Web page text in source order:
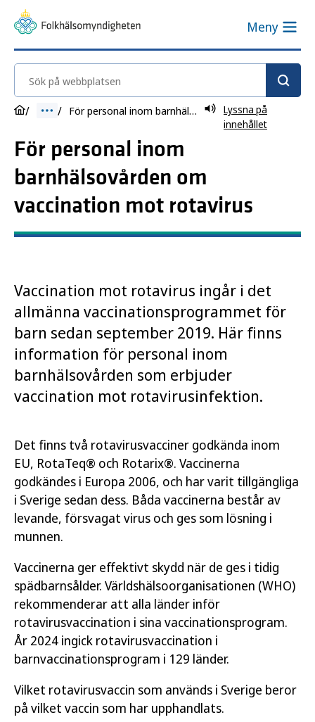
Meny
Sök på webbplatsen
För personal inom barnhälsovården om vaccination mot rotavirus
Lyssna på
innehållet
För personal inom
barnhälsovården om
vaccination mot rotavirus
Vaccination mot rotavirus ingår i det
allmänna vaccinationsprogrammet för
barn sedan september 2019. Här finns
information för personal inom
barnhälsovården som erbjuder
vaccination mot rotavirusinfektion.
Det finns två rotavirusvacciner godkända inom
EU, RotaTeq® och Rotarix®. Vaccinerna
godkändes i Europa 2006, och har varit tillgängliga
i Sverige sedan dess. Båda vaccinerna består av
levande, försvagat virus och ges som lösning i
munnen.
Vaccinerna ger effektivt skydd när de ges i tidig
spädbarnsålder. Världshälsoorganisationen (WHO)
rekommenderar att alla länder inför
rotavirusvaccination i sina vaccinationsprogram.
År 2024 ingick rotavirusvaccination i
barnvaccinationsprogram i 129 länder.
Vilket rotavirusvaccin som används i Sverige beror
på vilket vaccin som har upphandlats.